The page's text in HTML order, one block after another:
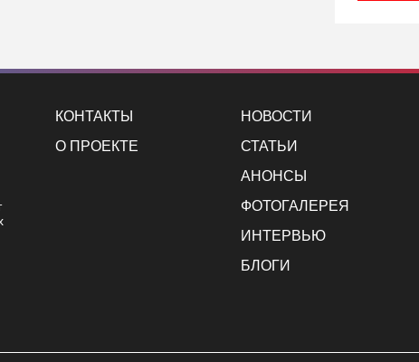
КОНТАКТЫ
О ПРОЕКТЕ
НОВОСТИ
СТАТЬИ
АНОНСЫ
ФОТОГАЛЕРЕЯ
ИНТЕРВЬЮ
БЛОГИ